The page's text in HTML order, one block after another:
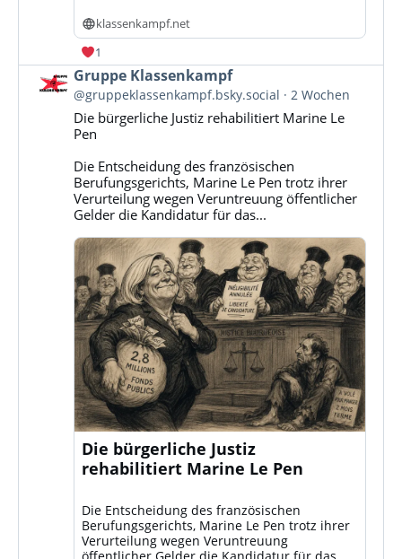
klassenkampf.net
1
Beitrag
von
Gruppe
Klassenkampf
Bluesky
ansehen
Gruppe Klassenkampf
@gruppeklassenkampf.bsky.social 2 Wochen
Die bürgerliche Justiz rehabilitiert Marine Le
Pen
Die Entscheidung des französischen
Berufungsgerichts, Marine Le Pen trotz ihrer
Verurteilung wegen Veruntreuung öffentlicher
Gelder die Kandidatur für das...
Die bürgerliche Justiz
rehabilitiert Marine Le Pen
Die Entscheidung des französischen
Berufungsgerichts, Marine Le Pen trotz ihrer
Verurteilung wegen Veruntreuung